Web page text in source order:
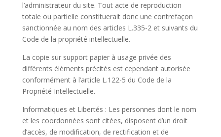
l’administrateur du site. Tout acte de reproduction
totale ou partielle constituerait donc une contrefaçon
sanctionnée au nom des articles L.335-2 et suivants du
Code de la propriété intellectuelle.
La copie sur support papier à usage privée des
différents éléments précités est cependant autorisée
conformément à l’article L.122-5 du Code de la
Propriété Intellectuelle.
Informatiques et Libertés : Les personnes dont le nom
et les coordonnées sont citées, disposent d’un droit
d’accès, de modification, de rectification et de